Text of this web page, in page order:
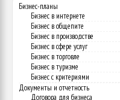
Бизнес-планы
Бизнес в интернете
Бизнес в общепите
Бизнес в производстве
Бизнес в сфере услуг
Бизнес в торговле
Бизнес в туризме
Бизнес с критериями
Документы и отчетность
Договора для бизнеса